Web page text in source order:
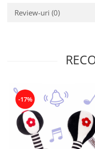
Review-uri (0)
-17%